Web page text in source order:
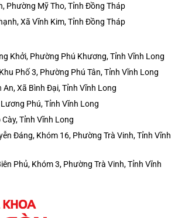
Phường Mỹ Tho, Tỉnh Đồng Tháp
Xã Vĩnh Kim, Tỉnh Đồng Tháp
Khởi, Phường Phú Khương, Tỉnh Vĩnh Long
Phố 3, Phường Phú Tân, Tỉnh Vĩnh Long
An, Xã Bình Đại, Tỉnh Vĩnh Long
Phú, Tỉnh Vĩnh Long
Tỉnh Vĩnh Long
Đáng, Khóm 16, Phường Trà Vinh, Tỉnh Vĩnh
Phủ, Khóm 3, Phường Trà Vinh, Tỉnh Vĩnh